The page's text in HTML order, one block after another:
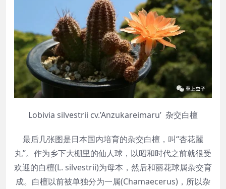
Lobivia silvestrii cv.’Anzukareimaru’ 杂交白檀
最后几张图是日本国内培育的杂交白檀，叫“杏花麗
丸”。作为乡下大棚里的仙人球，以昭和时代之前就很受
欢迎的白檀(L. silvestrii)为母本，然后和丽花球属杂交育
成。白檀以前被单独分为一属(Chamaecerus)，所以杂